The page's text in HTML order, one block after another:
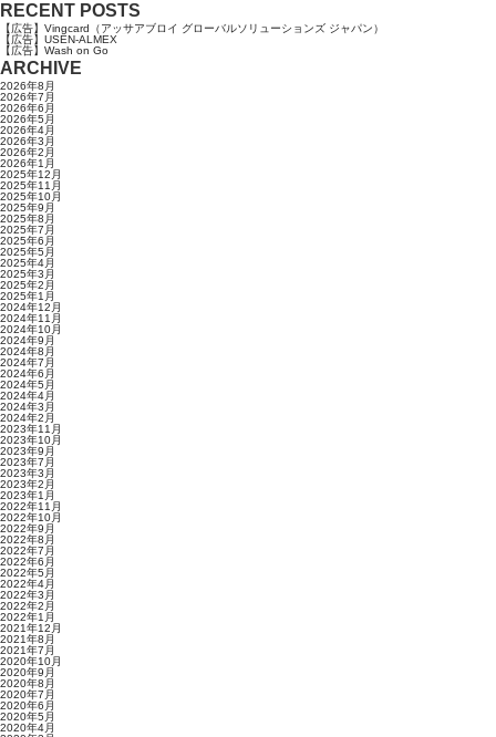
RECENT POSTS
【広告】Vingcard（アッサアブロイ グローバルソリューションズ ジャパン）
【広告】USEN-ALMEX
【広告】Wash on Go
ARCHIVE
2026年8月
2026年7月
2026年6月
2026年5月
2026年4月
2026年3月
2026年2月
2026年1月
2025年12月
2025年11月
2025年10月
2025年9月
2025年8月
2025年7月
2025年6月
2025年5月
2025年4月
2025年3月
2025年2月
2025年1月
2024年12月
2024年11月
2024年10月
2024年9月
2024年8月
2024年7月
2024年6月
2024年5月
2024年4月
2024年3月
2024年2月
2023年11月
2023年10月
2023年9月
2023年7月
2023年3月
2023年2月
2023年1月
2022年11月
2022年10月
2022年9月
2022年8月
2022年7月
2022年6月
2022年5月
2022年4月
2022年3月
2022年2月
2022年1月
2021年12月
2021年8月
2021年7月
2020年10月
2020年9月
2020年8月
2020年7月
2020年6月
2020年5月
2020年4月